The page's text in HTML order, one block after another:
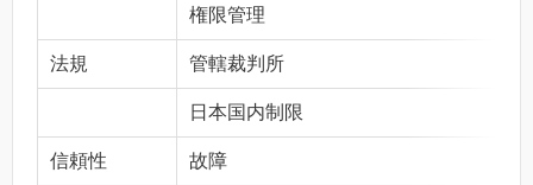
権限管理
法規 管轄裁判所
日本国内制限
信頼性 故障